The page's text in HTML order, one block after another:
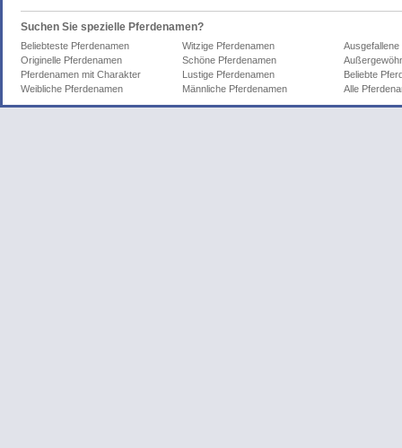
Suchen Sie spezielle Pferdenamen?
Beliebteste Pferdenamen Witzige Pferdenamen
Originelle Pferdenamen
Schöne Pferdenamen
Pferdenamen mit Charakter
Lustige Pferdenamen
Beliebte
Weibliche Pferdenamen
Männliche Pferdenamen Alle